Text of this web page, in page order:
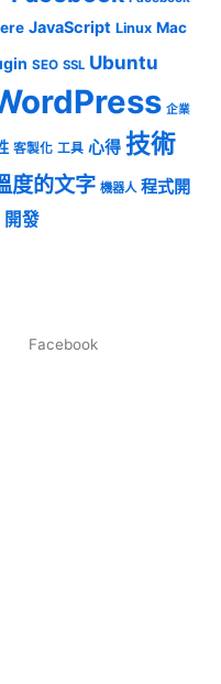
JavaScript Linux Mac
SEO SSL Ubuntu
企業
客製化 工具 心得 技術
度的文字 機器人 程式開
開發
Facebook